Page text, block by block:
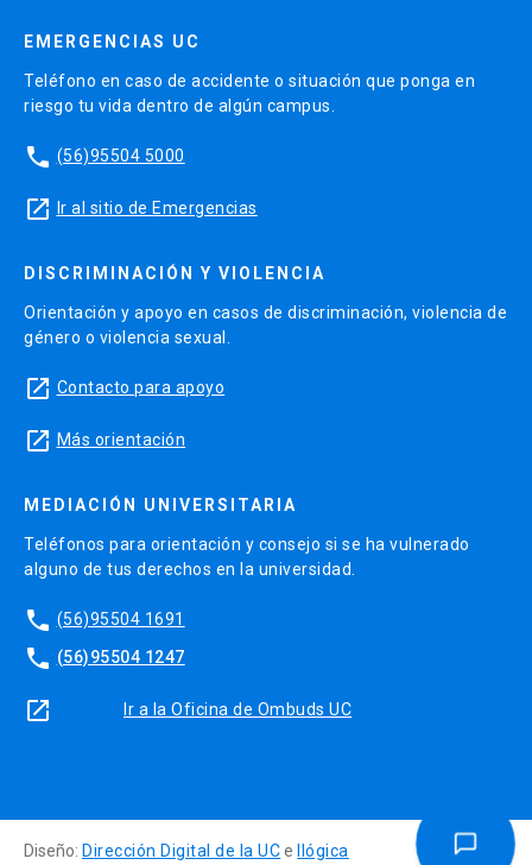
EMERGENCIAS UC
Teléfono en caso de accidente o situación que ponga en
riesgo tu vida dentro de algún campus.
phone (56)95504 5000
launch Ir al sitio de Emergencias
DISCRIMINACIÓN Y VIOLENCIA
Orientación y apoyo en casos de discriminación, violencia de
género o violencia sexual.
launch Contacto para apoyo
launch Más orientación
MEDIACIÓN UNIVERSITARIA
Teléfonos para orientación y consejo si se ha vulnerado
alguno de tus derechos en la universidad.
phone (56)95504 1691
phone (56)95504 1247
launch Ir a la Oficina de Ombuds UC
Diseño: Dirección Digital de la UCe Ilógica